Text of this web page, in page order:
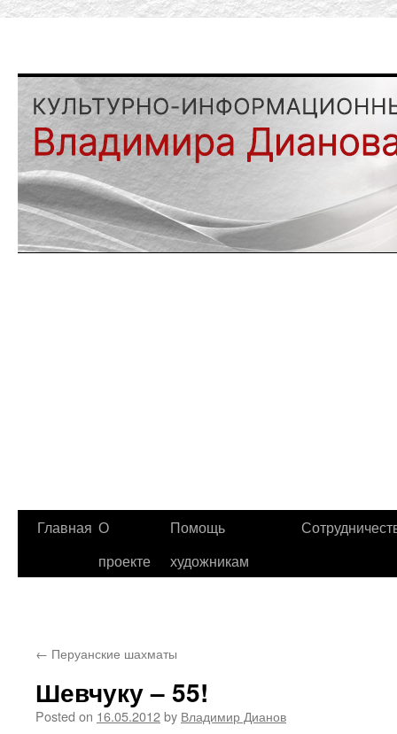
Главная О
проекте
Помощь
художникам
← Перуанские шахматы
Шевчуку – 55!
Posted on 16.05.2012by Владимир Дианов